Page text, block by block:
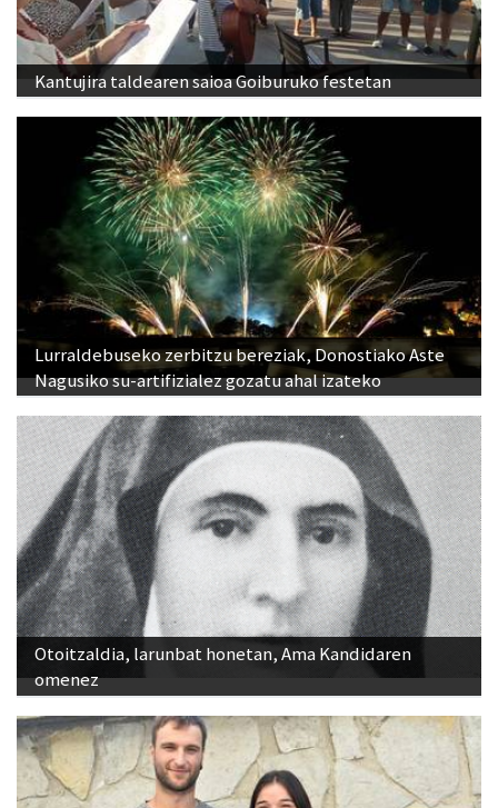
Kantujira taldearen saioa Goiburuko festetan
Lurraldebuseko zerbitzu bereziak, Donostiako Aste
Nagusiko su-artifizialez gozatu ahal izateko
Otoitzaldia, larunbat honetan, Ama Kandidaren
omenez